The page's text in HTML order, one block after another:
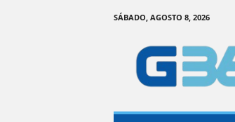
SÁBADO, AGOSTO 8, 2026